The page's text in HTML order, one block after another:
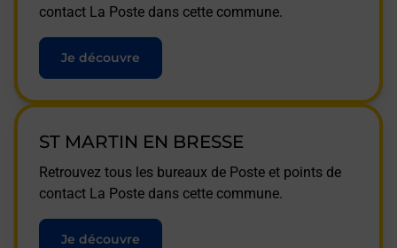
contact La Poste dans cette commune.
Je découvre
ST MARTIN EN BRESSE
Retrouvez tous les bureaux de Poste et points de
contact La Poste dans cette commune.
Je découvre